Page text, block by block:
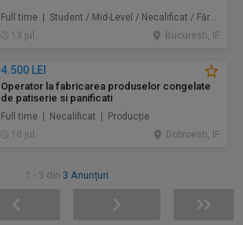
Full time | Student / Mid-Level / Necalificat / Fără studii superioare / Junior/Entry Level | Producție / Inginerie / Tehnologie
13 jul.
Bucuresti, IF
4.500 LEI
Operator la fabricarea produselor congelate
de patiserie si panificati
Full time | Necalificat | Producție
10 jul.
Dobroesti, IF
1 - 3 din 3 Anunțuri